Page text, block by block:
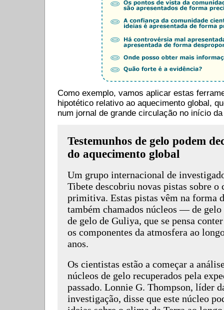
Como exemplo, vamos aplicar estas
hipotético relativo ao aquecimento global,
num jornal de grande circulação no início
Testemunhos de gelo podem
do aquecimento global
Um grupo internacional de
Tibete descobriu novas pistas sobre o
primitiva. Estas pistas vêm na forma
também chamados núcleos — de
de gelo de Guliya, que se pensa
os componentes da atmosfera ao
anos.
Os cientistas estão a começar a
núcleos de gelo recuperados pela
passado. Lonnie G. Thompson, líder
investigação, disse que este núcleo